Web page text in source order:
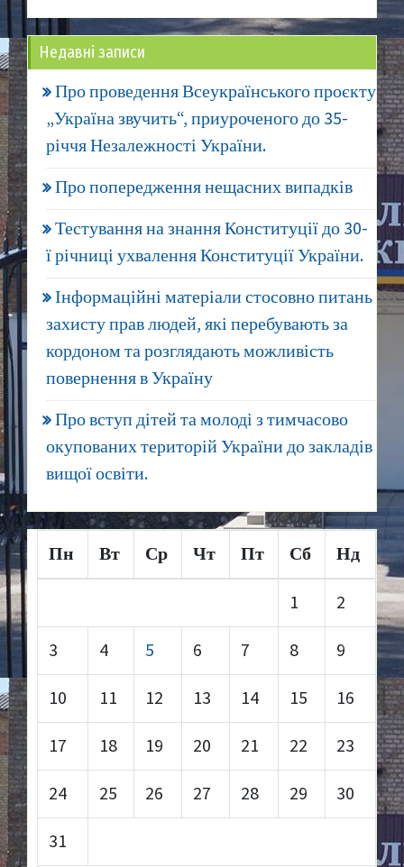
Недавні записи
Про проведення Всеукраїнського проєкту
„Україна звучить“, приуроченого до 35-
річчя Незалежності України.
Про попередження нещасних випадків
Тестування на знання Конституції до 30-
ї річниці ухвалення Конституції України.
Інформаційні матеріали стосовно питань
захисту прав людей, які перебувають за
кордоном та розглядають можливість
повернення в Україну
Про вступ дітей та молоді з тимчасово
окупованих територій України до закладів
вищої освіти.
Пн Вт Ср Чт Пт Сб Нд
1 2
3 4 5 6 7 8 9
10 11 12 13 14 15 16
17 18 19 20 21 22 23
24 25 26 27 28 29 30
31